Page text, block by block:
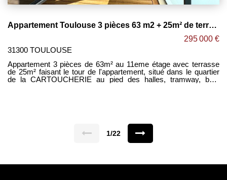
Appartement Toulouse 3 pièces 63 m2 + 25m² de terrasse !
295 000 €
31300 TOULOUSE
Appartement 3 pièces de 63m² au 11eme étage avec terrasse
de 25m² faisant le tour de l'appartement, situé dans le quartier
de la CARTOUCHERIE au pied des halles, tramway, bus,
1/22